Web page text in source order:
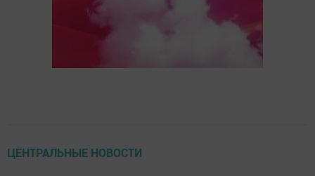
ЦЕНТРАЛЬНЫЕ НОВОСТИ